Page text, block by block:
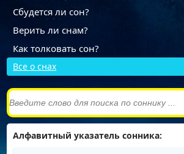
Сбудется ли сон?
Верить ли снам?
Как толковать сон?
Все о снах
Например:Беременность
Алфавитный указатель сонника: